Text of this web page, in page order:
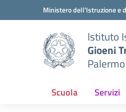
Vai ai contenuti
Vai al menu di navigazione
Ministero dell'Istruzione e
Istituto
Gioeni
Palermo
Scuola Servizi